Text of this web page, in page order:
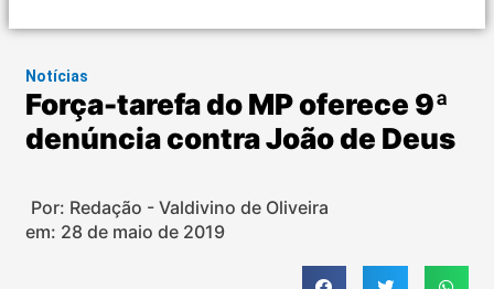
Notícias
Força-tarefa do MP oferece 9ª
denúncia contra João de Deus
Por: Redação - Valdivino de Oliveira
em: 28 de maio de 2019